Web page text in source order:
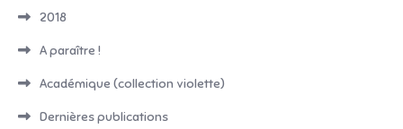
2018
A paraître !
Académique (collection violette)
Dernières publications